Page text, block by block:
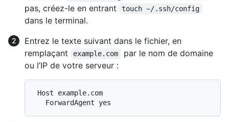
pas, créez-le en entrant
touch ~/.ssh/config
dans le terminal.
Entrez le texte suivant dans le fichier, en
remplaçant
example.com
par le nom de domaine
ou l’IP de votre serveur :